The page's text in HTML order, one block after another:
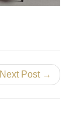
Next Post →